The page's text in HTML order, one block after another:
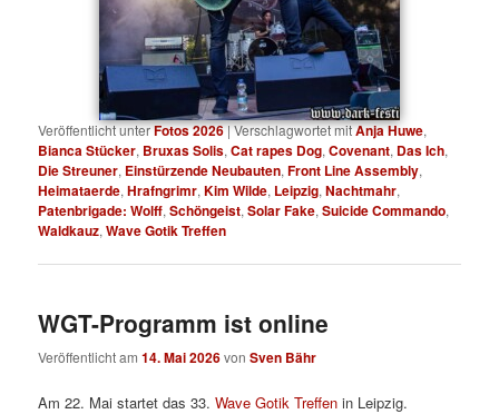
Veröffentlicht unterFotos 2026|Verschlagwortet mitAnja Huwe,
Bianca Stücker, Bruxas Solis,Cat rapes Dog,Covenant, Das Ich,
Die Streuner, Einstürzende Neubauten,Front Line Assembly,
Heimataerde,Hrafngrimr,Kim Wilde, Leipzig,Nachtmahr,
Patenbrigade: Wolff,Schöngeist,Solar Fake,Suicide Commando,
Waldkauz,Wave Gotik Treffen
WGT-Programm ist online
Veröffentlicht am14. Mai 2026vonSven Bähr
Am 22. Mai startet das 33.Wave Gotik Treffen in Leipzig.